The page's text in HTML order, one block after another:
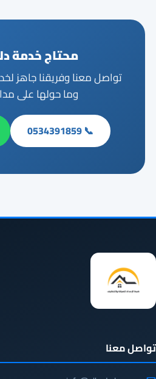
محتاج خدمة
تواصل معنا وفريقنا جاهز
وما حولها على
📞 0534391859
تواصل معنا